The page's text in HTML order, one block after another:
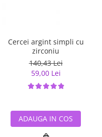
Cercei argint simpli cu
zirconiu
140,43 Lei
59,00 Lei
ADAUGA IN COS